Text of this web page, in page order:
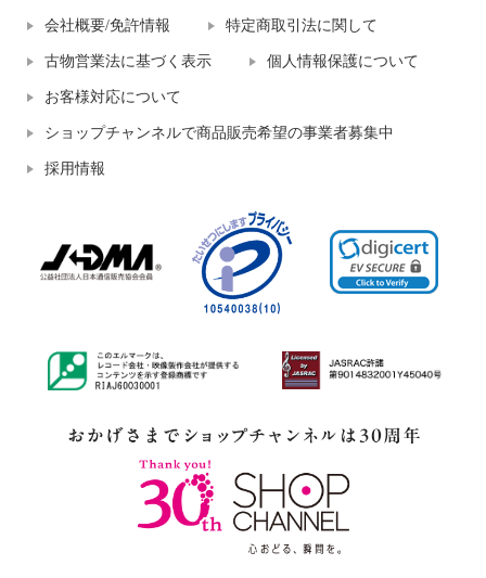
会社概要/免許情報 特定商取引法に関して
古物営業法に基づく表示 個人情報保護について
お客様対応について
ショップチャンネルで商品販売希望の事業者募集中
採用情報